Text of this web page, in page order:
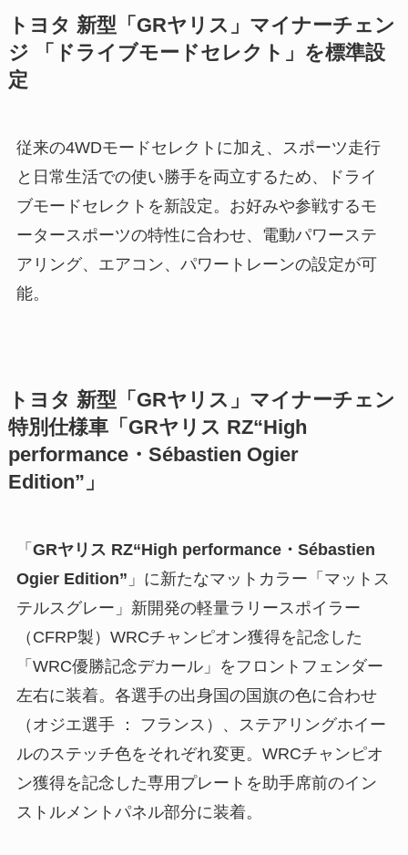
トヨタ 新型「GRヤリス」マイナーチェン
ジ 「ドライブモードセレクト」を標準設
定
従来の4WDモードセレクトに加え、スポーツ走行
と日常生活での使い勝手を両立するため、ドライ
ブモードセレクトを新設定。お好みや参戦するモ
ータースポーツの特性に合わせ、電動パワーステ
アリング、エアコン、パワートレーンの設定が可
能。
トヨタ 新型「GRヤリス」マイナーチェン
特別仕様車「GRヤリス RZ“High
performance・Sébastien Ogier
Edition”」
「 GRヤリス RZ“High performance・Sébastien
Ogier Edition” 」に新たなマットカラー「マットス
テルスグレー」新開発の軽量ラリースポイラー
（CFRP製）WRCチャンピオン獲得を記念した
「WRC優勝記念デカール」をフロントフェンダー
左右に装着。各選手の出身国の国旗の色に合わせ
（オジエ選手 ： フランス）、ステアリングホイー
ルのステッチ色をそれぞれ変更。WRCチャンピオ
ン獲得を記念した専用プレートを助手席前のイン
ストルメントパネル部分に装着。